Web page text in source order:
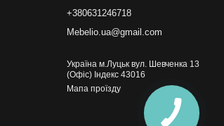
+380631246718
Mebelio.ua@gmail.com
Україна м.Луцьк вул. Шевченка 13
(Офіс) Індекс 43016
Мапа проїзду